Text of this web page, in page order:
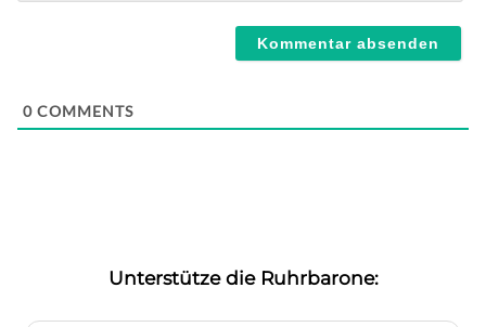
0 COMMENTS
Unterstütze die Ruhrbarone: